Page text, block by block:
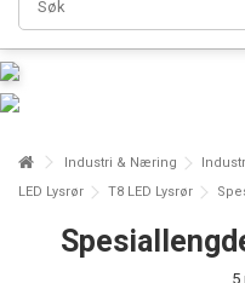
Industri & Næring
LED Lysrør
T8 LED Lysrør
5